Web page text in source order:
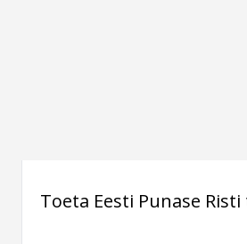
Toeta Eesti Punase